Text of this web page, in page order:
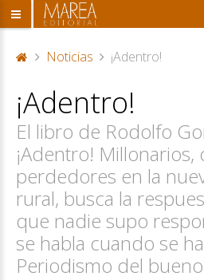
ta
d
Noticias ¡Adentro!
¡Adentro!
El libro de Rodolfo
¡Adentro! Millonarios,
perdedores en la
rural, busca la
que nadie supo
se habla cuando se
Periodismo del